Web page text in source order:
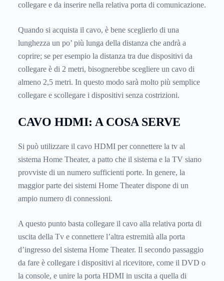
collegare e da inserire nella relativa porta di comunicazione.
Quando si acquista il cavo, è bene sceglierlo di una
lunghezza un po’ più lunga della distanza che andrà a
coprire; se per esempio la distanza tra due dispositivi da
collegare è di 2 metri, bisognerebbe scegliere un cavo di
almeno 2,5 metri. In questo modo sarà molto più semplice
collegare e scollegare i dispositivi senza costrizioni.
CAVO HDMI: A COSA SERVE
Si può utilizzare il cavo HDMI per connettere la tv al
sistema Home Theater, a patto che il sistema e la TV siano
provviste di un numero sufficienti porte. In genere, la
maggior parte dei sistemi Home Theater dispone di un
ampio numero di connessioni.
A questo punto basta collegare il cavo alla relativa porta di
uscita della Tv e connettere l’altra estremità alla porta
d’ingresso del sistema Home Theater. Il secondo passaggio
da fare è collegare i dispositivi al ricevitore, come il DVD o
la console, e unire la porta HDMI in uscita a quella di